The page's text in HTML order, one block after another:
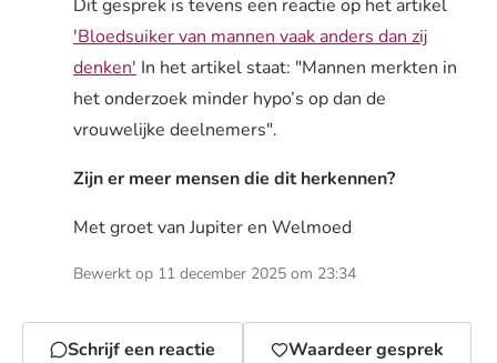
Dit gesprek is tevens een reactie op het artikel
'Bloedsuiker van mannen vaak anders dan zij
denken' In het artikel staat: "Mannen merkten in
het onderzoek minder hypo’s op dan de
vrouwelijke deelnemers".
Zijn er meer mensen die dit herkennen?
Met groet van Jupiter en Welmoed
Bewerkt op 11 december 2025 om 23:34
Schrijf een reactie Waardeer gesprek